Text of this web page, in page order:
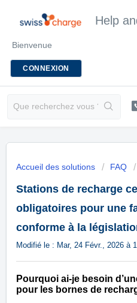
Help
Bienvenue
CONNEXION
Accueil des solutions FAQ
Stations de recharge
obligatoires pour une
conforme à la
Modifié le : Mar, 24 Févr., 2026 à
Pourquoi ai-je besoin
pour les bornes de